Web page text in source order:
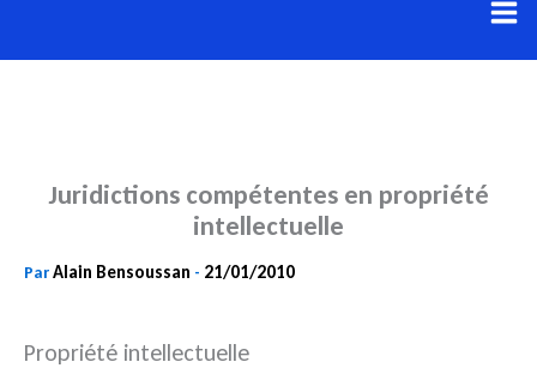
au
Juridictions compétentes en propriété
intellectuelle
ParAlain Bensoussan - 21/01/2010
Propriété intellectuelle